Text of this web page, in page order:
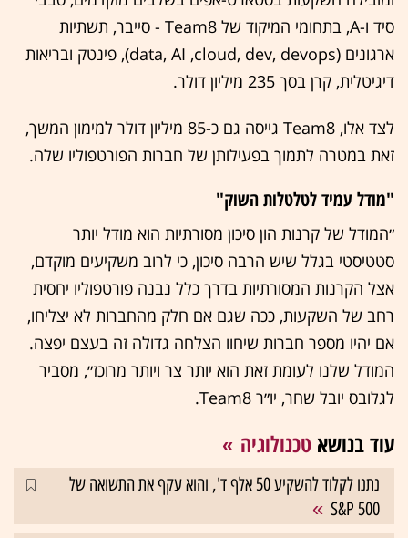
סיד ו-A, בתחומי המיקוד של Team8 - סייבר, תשתיות
ארגונים (data, AI ,cloud, dev, devops), פינטק ובריאות
דיגיטלית, קרן בסך 235 מיליון דולר.
לצד אלו, Team8 גייסה גם כ-85 מיליון דולר למימון המשך,
זאת במטרה לתמוך בפעילותן של חברות הפורטפוליו שלה.
"מודל עמיד לטלטלות השוק"
״המודל של קרנות הון סיכון מסורתיות הוא מודל יותר
סטטיסטי בגלל שיש הרבה סיכון, כי לרוב משקיעים מוקדם,
אצל הקרנות המסורתיות בדרך כלל נבנה פורטפוליו יחסית
רחב של השקעות, ככה שגם אם חלק מהחברות לא יצליחו,
אם יהיו מספר חברות שיחוו הצלחה גדולה זה בעצם יפצה.
המודל שלנו לעומת זאת הוא יותר צר ויותר מרוכז״, מסביר
לגלובס יובל שחר, יו״ר Team8.
עוד בנושא טכנולוגיה
נתנו לקלוד להשקיע 50 אלף ד', והוא עקף את התשואה של
S&P 500